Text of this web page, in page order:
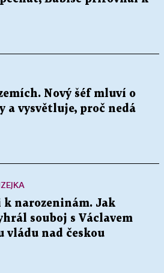
Nový šéf mluví o
a vysvětluje, proč nedá
k narozeninám. Jak
souboj s Václavem
vládu nad českou